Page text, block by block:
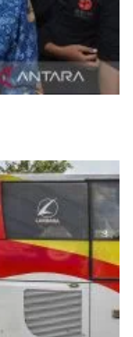
arteri